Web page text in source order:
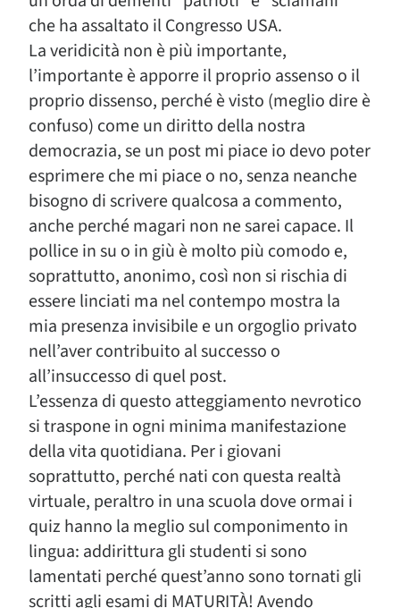
che ha assaltato il Congresso USA.
La veridicità non è più importante,
l’importante è apporre il proprio assenso o il
proprio dissenso, perché è visto (meglio dire è
confuso) come un diritto della nostra
democrazia, se un post mi piace io devo poter
esprimere che mi piace o no, senza neanche
bisogno di scrivere qualcosa a commento,
anche perché magari non ne sarei capace. Il
pollice in su o in giù è molto più comodo e,
soprattutto, anonimo, così non si rischia di
essere linciati ma nel contempo mostra la
mia presenza invisibile e un orgoglio privato
nell’aver contribuito al successo o
all’insuccesso di quel post.
L’essenza di questo atteggiamento nevrotico
si traspone in ogni minima manifestazione
della vita quotidiana. Per i giovani
soprattutto, perché nati con questa realtà
virtuale, peraltro in una scuola dove ormai i
quiz hanno la meglio sul componimento in
lingua: addirittura gli studenti si sono
lamentati perché quest’anno sono tornati gli
scritti agli esami di MATURITÀ! Avendo